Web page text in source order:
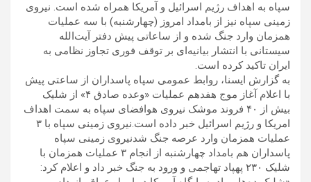
سپاه به اهداف رژیم اسرائیل و آمریکا همراه شده است. نیروی
زمینی سپاه نیز از بامداد امروز (چهارشنبه) با سه عملیات
همزمان وارد جنگ شده و از ساعاتی پیش دفتر آیت‌الله
سیستانی با انتشار بیانیه‌ای بر توقف فوری تجاوز نظامی به
ایران تاکید کرده است.
به گزارش ایسنا، روابط عمومی سپاه پاسداران از ساعتی پیش
با اعلام آغاز موج هفدهم عملیات «وعده صادق ۴» از شلیک
بیش از ۴۰ فروند موشک‌ نیروی هوافضای سپاه به سمت اهداف
امریکا و رژیم اسرائیل خبر داده است.نیروی زمینی سپاه با ۳
عملیات همزمان وارد عرصه جنگ شدنیروی زمینی سپاه
پاسداران هم بامداد چهارشنبه از انجام ۳ عملیات همزمان با
شلیک ۲۳۰ پهپاد تهاجمی و ورود به جنگ خبر داد و اعلام کرد: